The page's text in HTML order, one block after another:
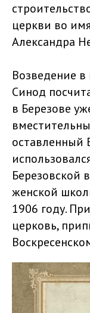
церкви во
Александра
Возведение
Синод
в Березове
оставленный
Березовской
женской
1906 году.
церковь,